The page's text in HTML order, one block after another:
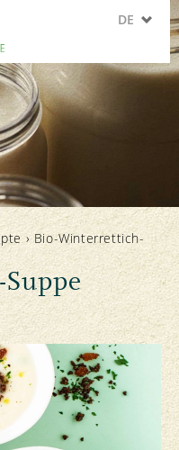
DE
ES
› Bio-Winterrettich-